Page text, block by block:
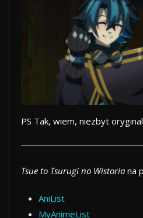
PS Tak, wiem, niezbyt
Tsue to Tsurugi no Wistoria na
AniList
MyAnimeList